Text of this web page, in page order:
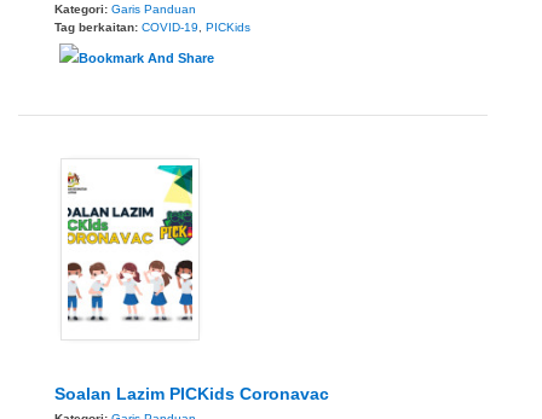
Kategori: Garis Panduan
Tag berkaitan: COVID-19 PICKids
Soalan Lazim PICKids Coronavac